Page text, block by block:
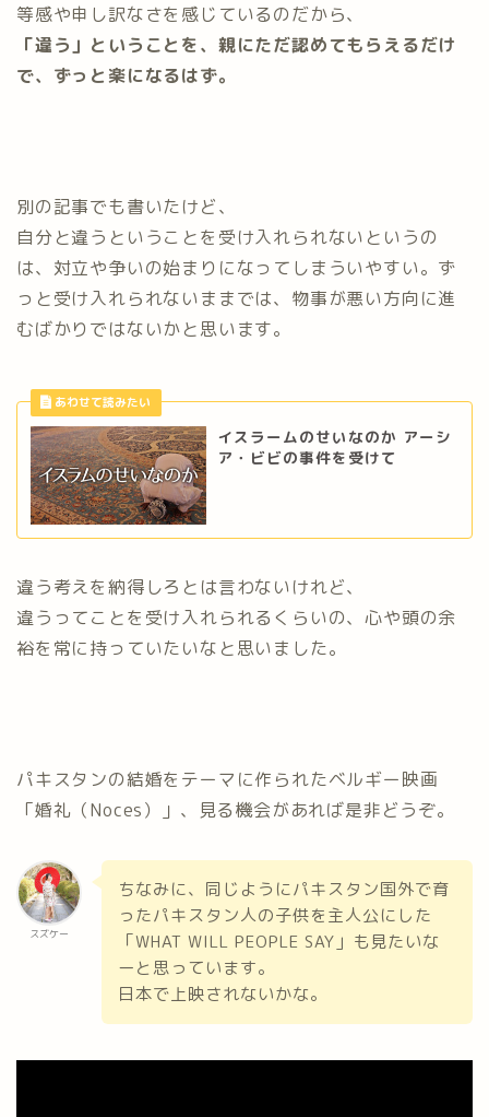
等感や申し訳なさを感じているのだから、
「違う」ということを、親にただ認めてもらえるだけ
で、ずっと楽になるはず。
別の記事でも書いたけど、
自分と違うということを受け入れられないというの
は、対立や争いの始まりになってしまういやすい。ず
っと受け入れられないままでは、物事が悪い方向に進
むばかりではないかと思います。
イスラームのせいなのか アーシ
ア・ビビの事件を受けて
違う考えを納得しろとは言わないけれど、
違うってことを受け入れられるくらいの、心や頭の余
裕を常に持っていたいなと思いました。
パキスタンの結婚をテーマに作られたベルギー映画
「婚礼（Noces）」、見る機会があれば是非どうぞ。
スズケー
ちなみに、同じようにパキスタン国外で育
ったパキスタン人の子供を主人公にした
「WHAT WILL PEOPLE SAY」も見たいな
ーと思っています。
日本で上映されないかな。